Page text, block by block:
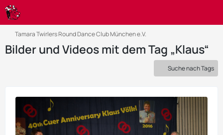
Tamara Twirlers Round Dance Club München e.V.
Bilder und Videos mit dem Tag „Klaus“
Suche nach Tags